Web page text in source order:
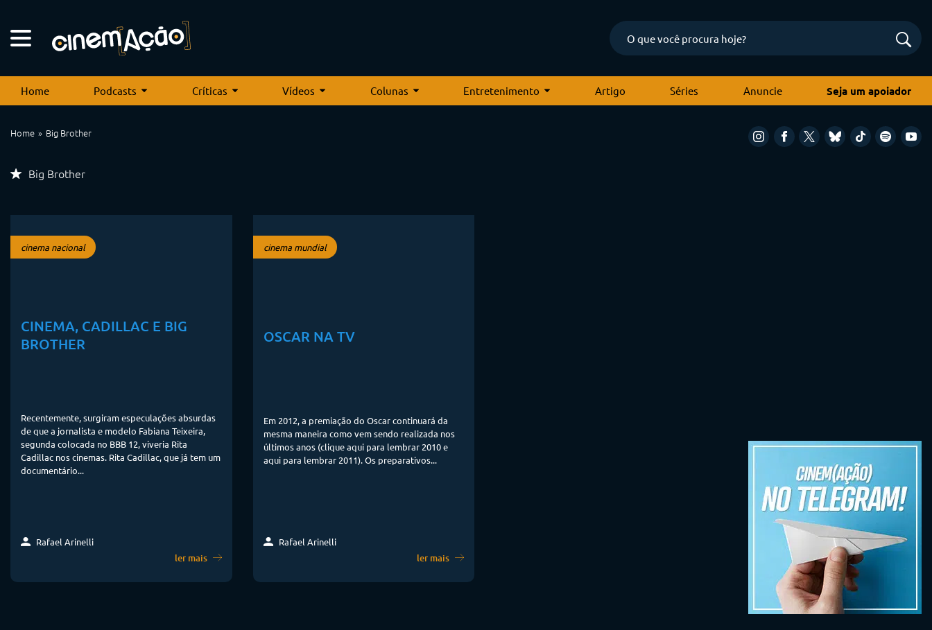
Home Podcasts Críticas Vídeos Colunas Entretenimento Artigo Séries Anuncie Seja um apoiador
Home Big Brother
Big Brother
cinema nacional
CINEMA, CADILLAC E BIG
BROTHER
Recentemente, surgiram especulações absurdas
de que a jornalista e modelo Fabiana Teixeira,
segunda colocada no BBB 12, viveria Rita
Cadillac nos cinemas. Rita Cadillac, que já tem um
documentário...
Rafael Arinelli
ler mais
cinema mundial
OSCAR NA TV
Em 2012, a premiação do Oscar continuará da
mesma maneira como vem sendo realizada nos
últimos anos (clique aqui para lembrar 2010 e
aqui para lembrar 2011). Os preparativos...
Rafael Arinelli
ler mais